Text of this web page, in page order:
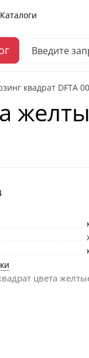
Каталоги
квадрат DFTА
цвета